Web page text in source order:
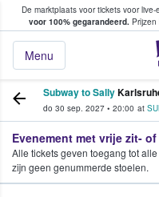
De marktplaats voor tickets voor
voor 100% gegarandeerd.Prijzen
Menu
tickets kopen
Subway to Sally
do 30 sep. 2027 • 20:00 at
Evenement met vrije zit-
Alle tickets geven toegang tot
zijn geen genummerde stoelen.